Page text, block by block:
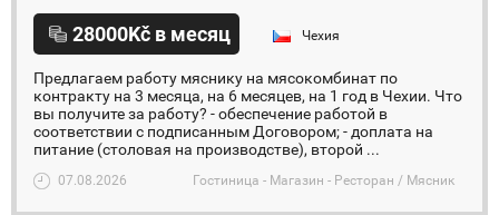
28000Kč в месяц Чехия
Предлагаем работу мяснику на мясокомбинат по
контракту на 3 месяца, на 6 месяцев, на 1 год в Чехии. Что
вы получите за работу? - обеспечение работой в
соответствии с подписанным Договором; - доплата на
питание (столовая на производстве), второй ...
07.08.2026 Гостиница - Магазин - Ресторан / Мясник